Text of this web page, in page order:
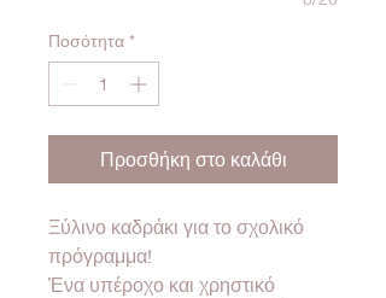
Ποσότητα *
Προσθήκη στο καλάθι
Ξύλινο καδράκι για το σχολικό
πρόγραμμα!
Ένα υπέροχο και χρηστικό